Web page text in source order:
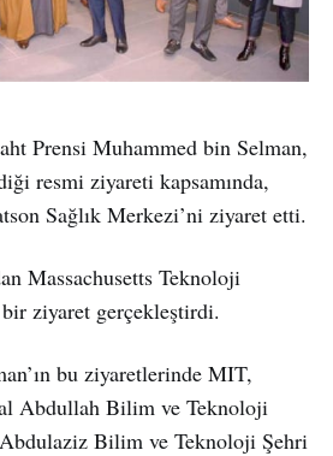
Prensi Muhammed bin Selman,
resmi ziyareti kapsamında,
Sağlık Merkezi’ni ziyaret etti.
Massachusetts Teknoloji
ziyaret gerçekleştirdi.
bu ziyaretlerinde MIT,
Abdullah Bilim ve Teknoloji
Bilim ve Teknoloji Şehri